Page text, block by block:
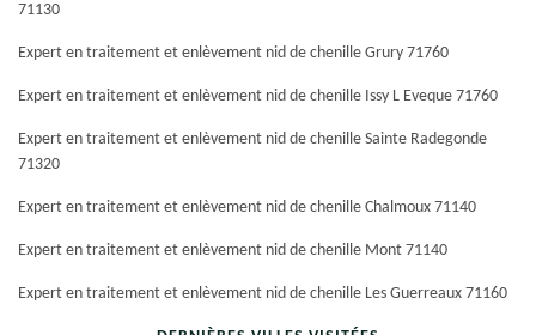
71130
Expert en traitement et enlèvement nid de chenille Grury 71760
Expert en traitement et enlèvement nid de chenille Issy L Eveque 71760
Expert en traitement et enlèvement nid de chenille Sainte Radegonde
71320
Expert en traitement et enlèvement nid de chenille Chalmoux 71140
Expert en traitement et enlèvement nid de chenille Mont 71140
Expert en traitement et enlèvement nid de chenille Les Guerreaux 71160